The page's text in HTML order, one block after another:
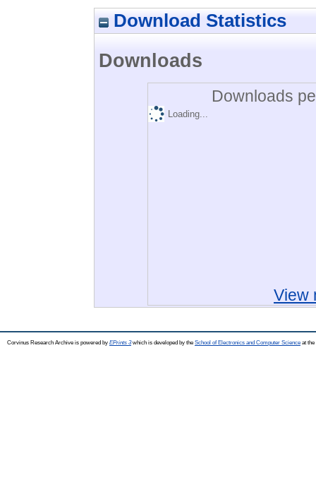
Download Statistics
Downloads
Downloads
Loading...
View
Corvinus Research Archive is powered by EPrints 3which is developed by the School of Electronics and Computer Science at